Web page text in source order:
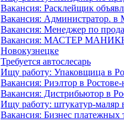
Вакансия: Расклейщик
Вакансия: Администратор. в
Вакансия: Менеджер по
Вакансия: МАСТЕР
Новокузнецке
Требуется автослесарь
Ищу работу: Упаковщица в
Вакансия: Риэлтор в
Вакансия: Дистрибьютор в
Ищу работу: штукатур-маляр
Вакансия: Бизнес платежных